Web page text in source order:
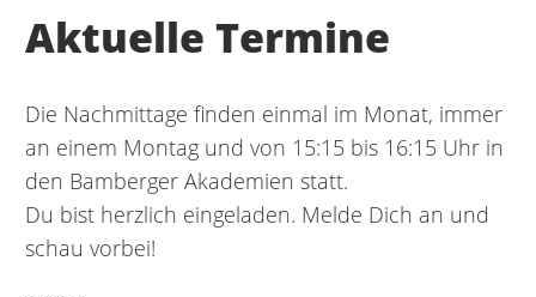
Aktuelle Termine
Die Nachmittage finden einmal im Monat, immer
an einem Montag und von 15:15 bis 16:15 Uhr in
den Bamberger Akademien statt.
Du bist herzlich eingeladen. Melde Dich an und
schau vorbei!